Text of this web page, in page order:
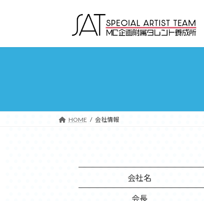
プ
動
HOME 会社情報
会社名
会長